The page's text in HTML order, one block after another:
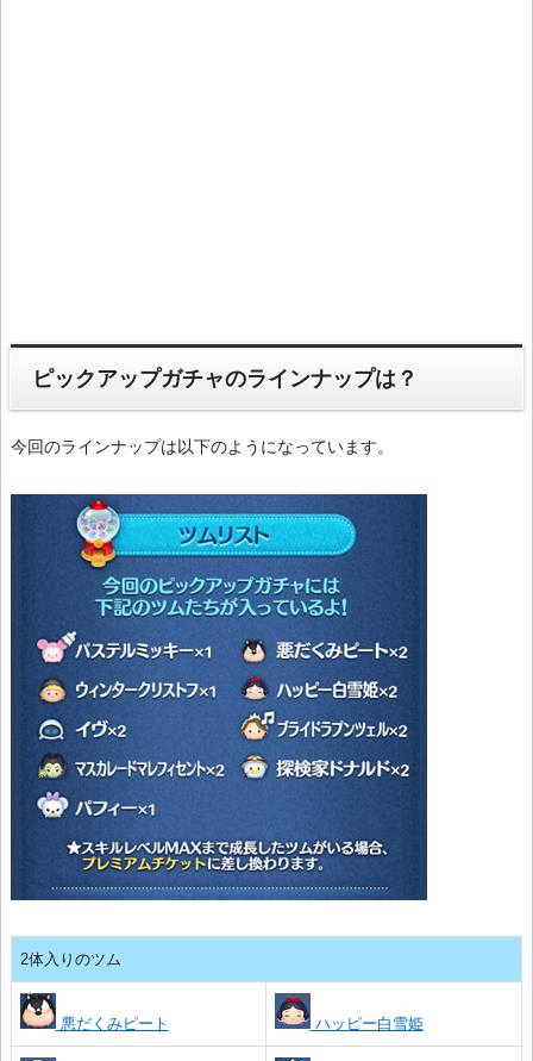
ピックアップガチャのラインナップは？
今回のラインナップは以下のようになっています。
2体入りのツム
悪だくみピート ハッピー白雪姫